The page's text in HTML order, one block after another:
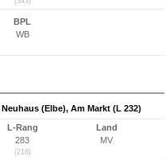
BPL
WB
(Elbe), Am Markt (L 232)
L-Rang
283
(218)
Land
MV